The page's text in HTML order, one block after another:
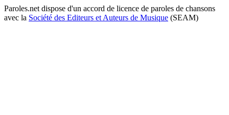
Paroles.net dispose d'un accord de licence de paroles de chansons
avec la Société des Editeurs et Auteurs de Musique (SEAM)